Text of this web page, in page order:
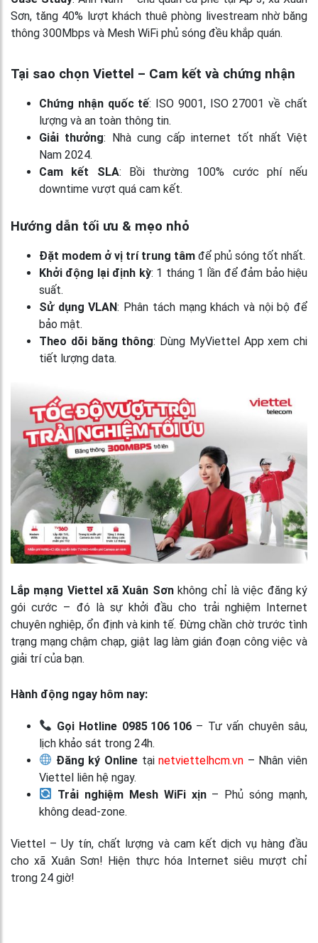
Sơn, tăng 40% lượt khách thuê phòng livestream nhờ băng
thông 300Mbps và Mesh WiFi phủ sóng đều khắp quán.
Tại sao chọn Viettel – Cam kết và chứng nhận
Chứng nhận quốc tế: ISO 9001, ISO 27001 về chất
lượng và an toàn thông tin.
Giải thưởng: Nhà cung cấp internet tốt nhất Việt
Nam 2024.
Cam kết SLA: Bồi thường 100% cước phí nếu
downtime vượt quá cam kết.
Hướng dẫn tối ưu & mẹo nhỏ
Đặt modem ở vị trí trung tâm để phủ sóng tốt nhất.
Khởi động lại định kỳ: 1 tháng 1 lần để đảm bảo hiệu
suất.
Sử dụng VLAN: Phân tách mạng khách và nội bộ để
bảo mật.
Theo dõi băng thông: Dùng MyViettel App xem chi
tiết lượng data.
Lắp mạng Viettel xã Xuân Sơnkhông chỉ là việc đăng ký
gói cước – đó là sự khởi đầu cho trải nghiệm Internet
chuyên nghiệp, ổn định và kinh tế. Đừng chần chờ trước tình
trạng mạng chậm chạp, giật lag làm gián đoạn công việc và
giải trí của bạn.
Hành động ngay hôm nay:
Gọi Hotline 0985 106 106– Tư vấn chuyên sâu,
lịch khảo sát trong 24h.
Đăng ký Online tạinetviettelhcm.vn – Nhân viên
Viettel liên hệ ngay.
Trải nghiệm Mesh WiFi xịn– Phủ sóng mạnh,
không dead‑zone.
Viettel – Uy tín, chất lượng và cam kết dịch vụ hàng đầu
cho xã Xuân Sơn! Hiện thực hóa Internet siêu mượt chỉ
trong 24 giờ!